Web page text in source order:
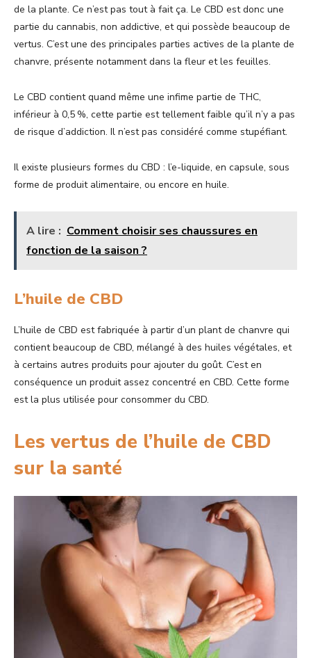
de la plante. Ce n’est pas tout à fait ça. Le CBD est donc une
partie du cannabis, non addictive, et qui possède beaucoup de
vertus. C’est une des principales parties actives de la plante de
chanvre, présente notamment dans la fleur et les feuilles.
Le CBD contient quand même une infime partie de THC,
inférieur à 0,5 %, cette partie est tellement faible qu’il n’y a pas
de risque d’addiction. Il n’est pas considéré comme stupéfiant.
Il existe plusieurs formes du CBD : l’e-liquide, en capsule, sous
forme de produit alimentaire, ou encore en huile.
A lire : Comment choisir ses chaussures en
fonction de la saison ?
L’huile de CBD
L’huile de CBD est fabriquée à partir d’un plant de chanvre qui
contient beaucoup de CBD, mélangé à des huiles végétales, et
à certains autres produits pour ajouter du goût. C’est en
conséquence un produit assez concentré en CBD. Cette forme
est la plus utilisée pour consommer du CBD.
Les vertus de l’huile de CBD
sur la santé